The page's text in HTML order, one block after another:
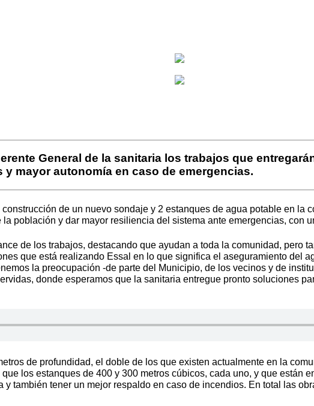
General de la sanitaria los trabajos que
mayor autonomía en caso de emergencias.
de un nuevo sondaje y 2 estanques de agua potable en la
población y dar mayor resiliencia del sistema ante emergencias, con
de los trabajos, destacando que ayudan a toda la comunidad, pero
que está realizando Essal en lo que significa el aseguramiento del
la preocupación -de parte del Municipio, de los vecinos y de
donde esperamos que la sanitaria entregue pronto soluciones
de profundidad, el doble de los que existen actualmente en la
los estanques de 400 y 300 metros cúbicos, cada uno, y que están
también tener un mejor respaldo en caso de incendios. En total las